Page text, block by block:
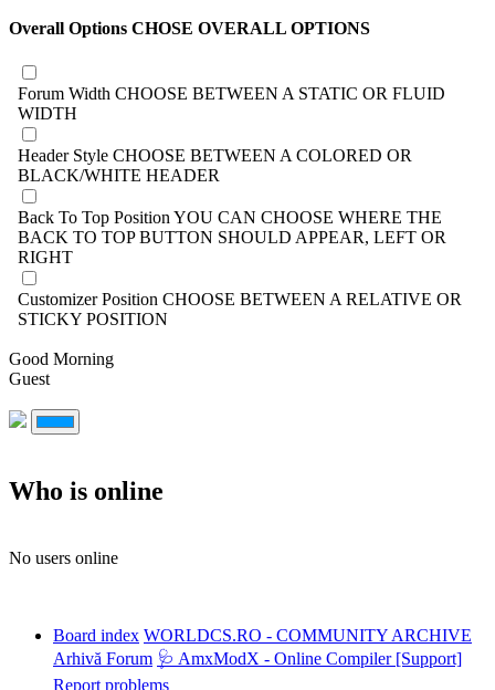
Overall Options CHOSE OVERALL OPTIONS
Forum Width CHOOSE BETWEEN A STATIC OR FLUID
WIDTH
Header Style CHOOSE BETWEEN A COLORED OR
BLACK/WHITE HEADER
Back To Top Position YOU CAN CHOOSE WHERE THE
BACK TO TOP BUTTON SHOULD APPEAR, LEFT OR
RIGHT
Customizer Position CHOOSE BETWEEN A RELATIVE OR
STICKY POSITION
Good Morning
Guest
Who is online
No users online
Board index WORLDCS.RO - COMMUNITY ARCHIVE
Arhivă Forum 🩺 AmxModX - Online Compiler [Support]
Report problems